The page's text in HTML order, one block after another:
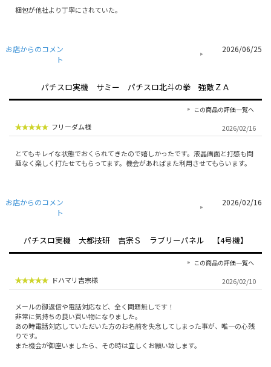
梱包が他社より丁寧にされていた。
お店からのコメン
ト
2026/06/25
パチスロ実機 サミー パチスロ北斗の拳 強敵ＺＡ
この商品の評価一覧へ
フリーダム様 2026/02/16
とてもキレイな状態でおくられてきたので嬉しかったです。液晶画面と打感も問
題なく楽しく打たせてもらってます。機会があればまた利用させてもらいます。
お店からのコメン
ト
2026/02/16
パチスロ実機 大都技研 吉宗Ｓ ラブリーパネル 【4号機】
この商品の評価一覧へ
ドハマリ吉宗様 2026/02/10
メールの御返信や電話対応など、全く問題無しです！
非常に気持ちの良い買い物になりました。
あの時電話対応していただいた方のお名前を失念してしまった事が、唯一の心残
りです。
また機会が御座いましたら、その時は宜しくお願い致します。